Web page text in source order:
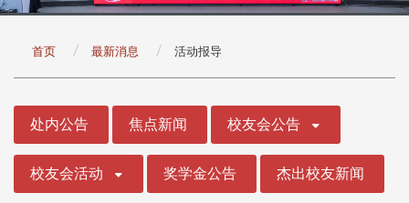
首页 最新消息 活动报导
处内公告 焦点新闻 校友会公告
校友会活动 奖学金公告 杰出校友新闻